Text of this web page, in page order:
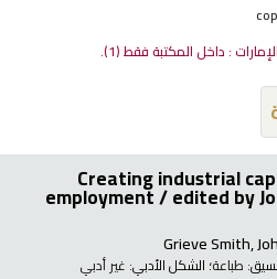
: داخل المكتبة فقط(1).
Creating industrial
employment /edited by
Grieve Smith,
طباعة؛ الشكل الأدبي: غير أدبي